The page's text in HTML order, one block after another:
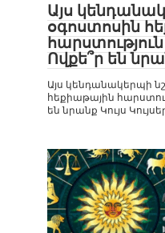
Այս
օգոստոսին
հարստություն
Ովքե՞ր են
Այս կենդանակերպի
հեքիաթային
են նրանք Կույս